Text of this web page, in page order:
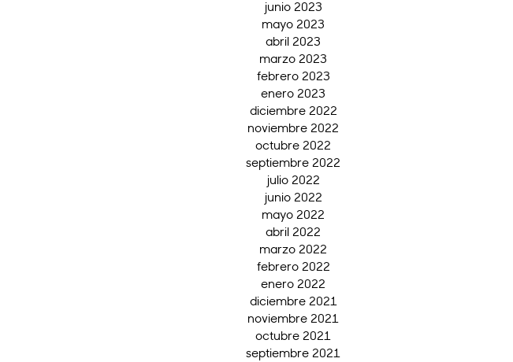
junio 2023
mayo 2023
abril 2023
marzo 2023
febrero 2023
enero 2023
diciembre 2022
noviembre 2022
octubre 2022
septiembre 2022
julio 2022
junio 2022
mayo 2022
abril 2022
marzo 2022
febrero 2022
enero 2022
diciembre 2021
noviembre 2021
octubre 2021
septiembre 2021